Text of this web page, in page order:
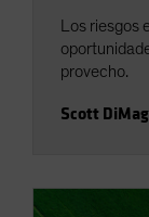
Los riesgos
provecho.
Scott